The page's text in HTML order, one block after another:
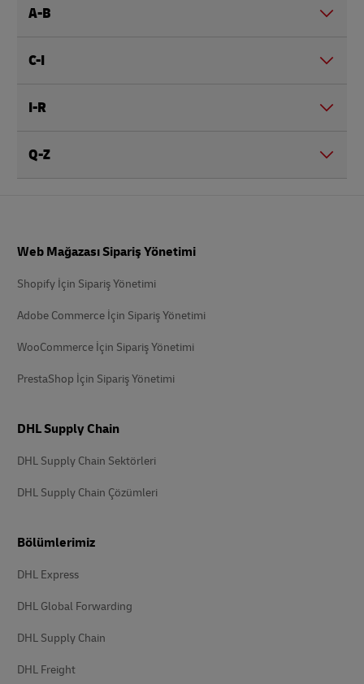
A-B
C-I
I-R
Q-Z
Web Mağazası Sipariş Yönetimi
Shopify İçin Sipariş Yönetimi
Adobe Commerce İçin Sipariş Yönetimi
WooCommerce İçin Sipariş Yönetimi
PrestaShop İçin Sipariş Yönetimi
DHL Supply Chain
DHL Supply Chain Sektörleri
DHL Supply Chain Çözümleri
Bölümlerimiz
DHL Express
DHL Global Forwarding
DHL Supply Chain
DHL Freight